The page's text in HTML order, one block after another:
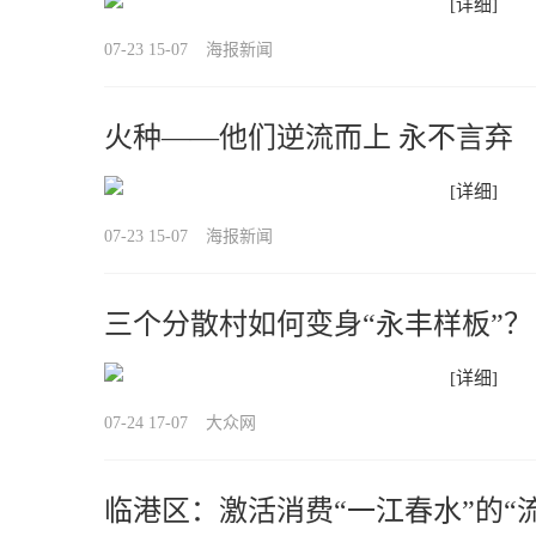
[详细]
07-23 15-07 海报新闻
火种——他们逆流而上 永不言弃
[详细]
07-23 15-07 海报新闻
三个分散村如何变身“永丰样板”？
[详细]
07-24 17-07 大众网
临港区：激活消费“一江春水”的“